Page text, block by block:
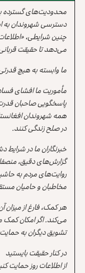
محدودیت‌های گسترده
دسترسی شهروندان به
چنین شرایطی،
می‌دهد تا حقیقت
ما وابسته به هیچ
مأموریت ما افشای
پاسخگویی صاحبان
همه شهروندان
در صلح زندگی کنند.
خبرنگاران ما در شرایط
گزارش‌های دقیق،
روایت‌های مردم به
مخاطبان و حامیان
هر کمک، فارغ از میزان
می‌کند. اگر امکان کمک
تشویق دیگران به
در کنار حقیقت بایستید
از اطلاعات روز حمایت